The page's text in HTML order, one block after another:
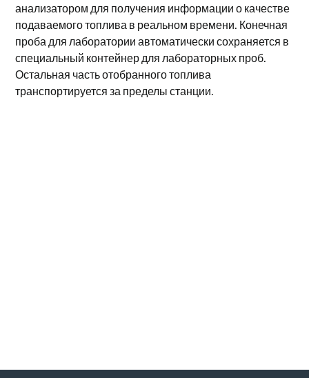
анализатором для получения информации о качестве
подаваемого топлива в реальном времени. Конечная
проба для лаборатории автоматически сохраняется в
специальный контейнер для лабораторных проб.
Остальная часть отобранного топлива
транспортируется за пределы станции.